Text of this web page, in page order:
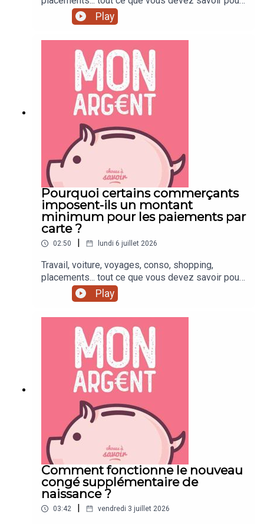
mieux gérer votre argent !
Play
Pourquoi certains commerçants
imposent-ils un montant
minimum pour les paiements par
carte ?
02:50 | lundi 6 juillet 2026
Travail, voiture, voyages, conso, shopping,
placements... tout ce que vous devez savoir pour
mieux gérer votre argent !
Play
Comment fonctionne le nouveau
congé supplémentaire de
naissance ?
03:42 | vendredi 3 juillet 2026